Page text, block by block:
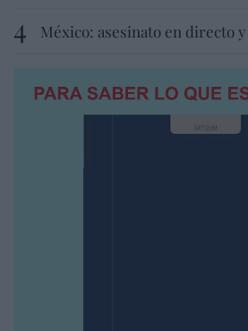
México: asesinato en directo